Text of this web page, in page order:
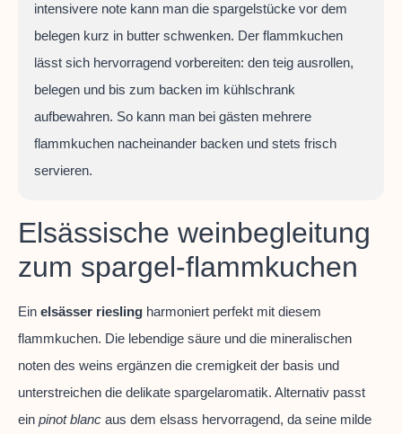
intensivere note kann man die spargelstücke vor dem
belegen kurz in butter schwenken. Der flammkuchen
lässt sich hervorragend vorbereiten: den teig ausrollen,
belegen und bis zum backen im kühlschrank
aufbewahren. So kann man bei gästen mehrere
flammkuchen nacheinander backen und stets frisch
servieren.
Elsässische weinbegleitung
zum spargel-flammkuchen
Ein elsässer riesling harmoniert perfekt mit diesem
flammkuchen. Die lebendige säure und die mineralischen
noten des weins ergänzen die cremigkeit der basis und
unterstreichen die delikate spargelaromatik. Alternativ passt
ein pinot blanc aus dem elsass hervorragend, da seine milde